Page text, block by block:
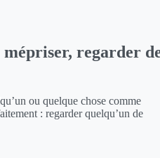
regarder
ou quelque chose comme
: regarder quelqu’un de